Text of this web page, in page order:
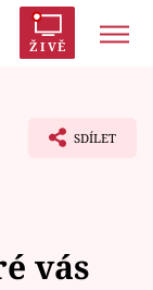
ŽIVĚ
SDÍLET
vás